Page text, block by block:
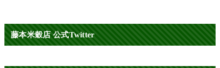
藤本米穀店 公式Twitter